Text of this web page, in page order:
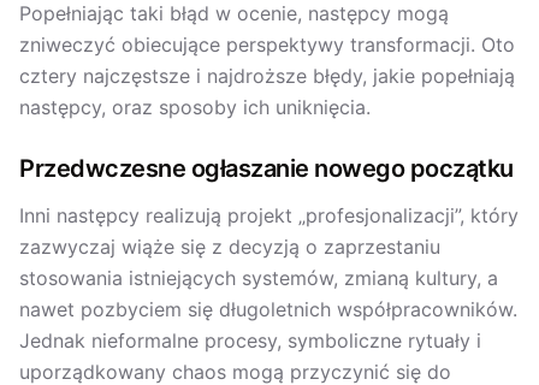
Popełniając taki błąd w ocenie, następcy mogą
zniweczyć obiecujące perspektywy transformacji. Oto
cztery najczęstsze i najdroższe błędy, jakie popełniają
następcy, oraz sposoby ich uniknięcia.
Przedwczesne ogłaszanie nowego początku
Inni następcy realizują projekt „profesjonalizacji”, który
zazwyczaj wiąże się z decyzją o zaprzestaniu
stosowania istniejących systemów, zmianą kultury, a
nawet pozbyciem się długoletnich współpracowników.
Jednak nieformalne procesy, symboliczne rytuały i
uporządkowany chaos mogą przyczynić się do